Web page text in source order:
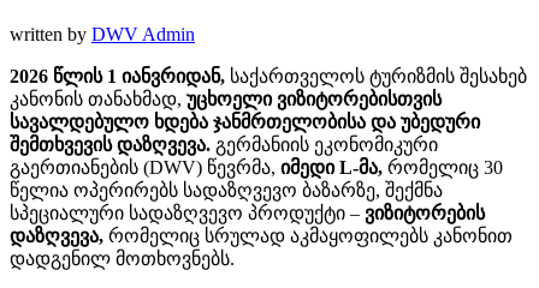
written by DWV Admin
2026 წლის 1 იანვრიდან, საქართველოს ტურიზმის შესახებ
კანონის თანახმად, უცხოელი ვიზიტორებისთვის
სავალდებულო ხდება ჯანმრთელობისა და უბედური
შემთხვევისდაზღვევა. გერმანიის ეკონომიკური
გაერთიანების (DWV) წევრმა, იმედი L-მა, რომელიც 30
წელია ოპერირებს სადაზღვევო ბაზარზე, შექმნა
სპეციალური სადაზღვევო პროდუქტი – ვიზიტორების
დაზღვევა, რომელიც სრულად აკმაყოფილებს კანონით
დადგენილ მოთხოვნებს.